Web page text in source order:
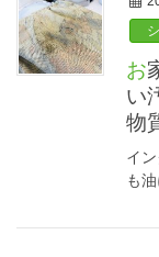
お家でのお洗濯では取り切れない黒
い
物
イ
も